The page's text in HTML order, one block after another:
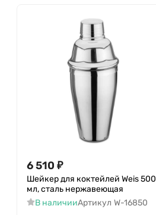
6 510 ₽
Шейкер для коктейлей Weis 500
мл, сталь нержавеющая
В наличииАртикул W-16850